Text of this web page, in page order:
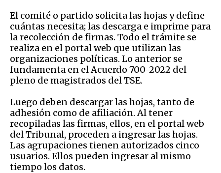
El comité o partido solicita las hojas y define
cuántas necesita; las descarga e imprime para
la recolección de firmas. Todo el trámite se
realiza en el portal web que utilizan las
organizaciones políticas. Lo anterior se
fundamenta en el Acuerdo 700-2022 del
pleno de magistrados del TSE.
Luego deben descargar las hojas, tanto de
adhesión como de afiliación. Al tener
recopiladas las firmas, ellos, en el portal web
del Tribunal, proceden a ingresar las hojas.
Las agrupaciones tienen autorizados cinco
usuarios. Ellos pueden ingresar al mismo
tiempo los datos.